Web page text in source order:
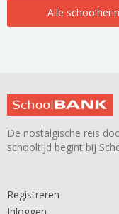
Alle
De nostalgische reis
schooltijd begint bij
Registreren